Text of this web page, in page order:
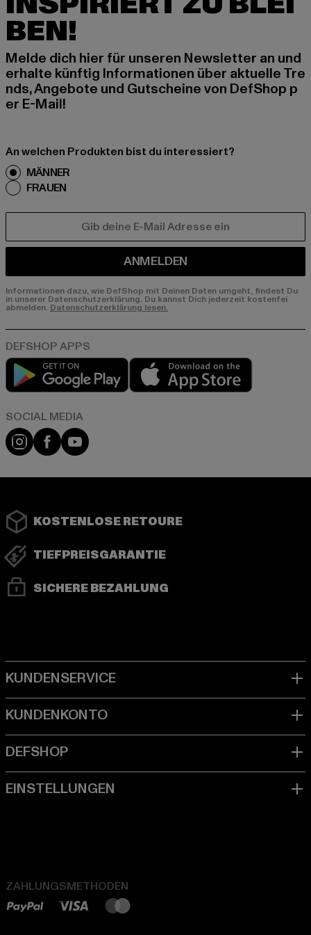
BEN!
Melde dich hier für unseren Newsletter an und
erhalte künftig Informationen über aktuelle Tre
nds, Angebote und Gutscheine von DefShop p
er E-Mail!
An welchen Produkten bist du interessiert?
MÄNNER
FRAUEN
ANMELDEN
Informationen dazu, wie DefShop mit Deinen Daten umgeht, findest Du
in unserer Datenschutzerklärung. Du kannst Dich jederzeit kostenfei
abmelden. Datenschutzerklärung lesen.
Play market
Instagram
FacebookYouTube
KOSTENLOSE RETOURE
TIEFPREISGARANTIE
SICHERE BEZAHLUNG
ZAHLUNGSMETHODEN